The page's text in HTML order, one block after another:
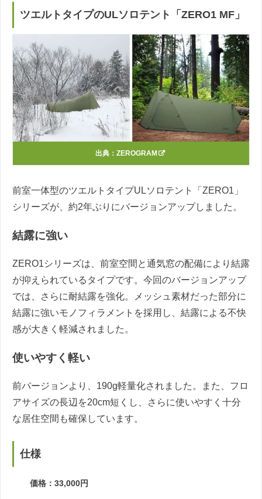
ツエルトタイプのULソロテント「ZERO1 MF」
出典： ZEROGRAM
前室一体型のツエルトタイプULソロテント「ZERO1」
シリーズが、約2年ぶりにバージョンアップしました。
結露に強い
ZERO1シリーズは、前室空間と通気窓の配備により結露
が抑えられているタイプです。今回のバージョンアップ
では、さらに耐結露を強化。メッシュ素材だった部分に
結露に強いモノフィラメントを採用し、結露による不快
感が大きく軽減されました。
使いやすく軽い
前バージョンより、190g軽量化されました。また、フロ
アサイズの長辺を20cm短くし、さらに使いやすく十分
な居住空間も確保しています。
仕様
価格：33,000円